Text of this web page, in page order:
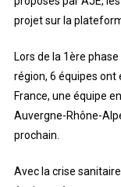
projet sur la
Lors de la 1ère
région, 6 équipes ont
France, une équipe
Auvergne-Rhône-
prochain.
Avec la crise